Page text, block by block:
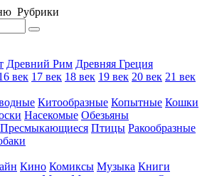
Рубрики
Древний Рим Древняя Греция
век 17 век 18 век 19 век 20 век 21 век
Китообразные Копытные Кошки
Насекомые Обезьяны
Пресмыкающиеся Птицы Ракообразные
Кино Комиксы Музыка Книги